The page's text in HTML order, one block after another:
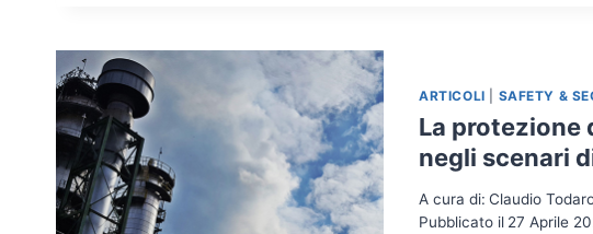
PER
ARTICOLI SAFETY &
La protezione
negli scenari
A cura di: Claudio
Pubblicato il 27 Aprile